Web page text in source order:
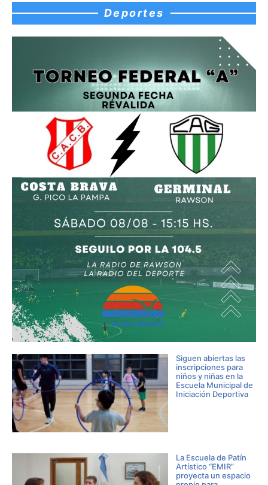
Deportes
Siguen abiertas las
inscripciones para
niños y niñas en la
Escuela Municipal de
Iniciación Deportiva
La Escuela de Patín
Artístico “EMIR”
proyecta un espacio